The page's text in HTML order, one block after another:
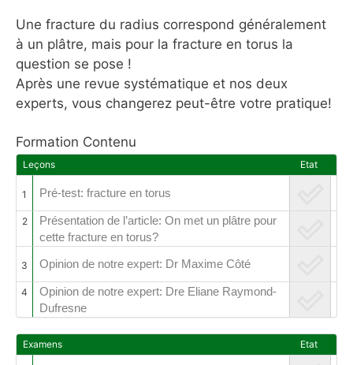
Une fracture du radius correspond généralement
à un plâtre, mais pour la fracture en torus la
question se pose !
Après une revue systématique et nos deux
experts, vous changerez peut-être votre pratique!
Formation Contenu
Leçons Etat
1 Pré-test: fracture en torus
2
Présentation de l’article: On met un plâtre pour
cette fracture en torus?
3 Opinion de notre expert: Dr Maxime Côté
4
Opinion de notre expert: Dre Eliane Raymond-
Dufresne
Examens Etat